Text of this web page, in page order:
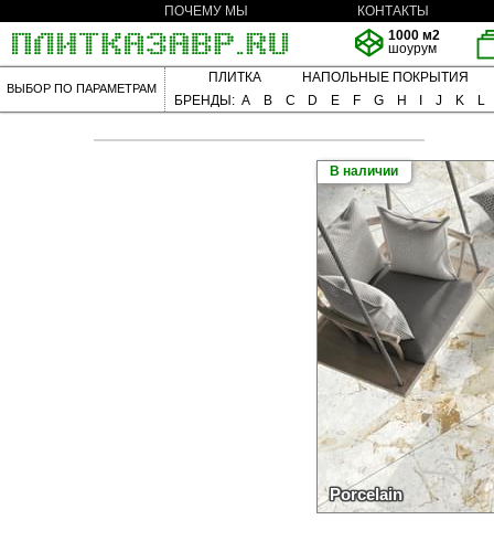
ПОЧЕМУ МЫ
КОНТАКТЫ
1000 м2
шоурум
ВЫБОР ПО ПАРАМЕТРАМ
ПЛИТКА
НАПОЛЬНЫЕ ПОКРЫТИЯ
БРЕНДЫ: A B C D E F G H J K L
В наличии
Porcelain